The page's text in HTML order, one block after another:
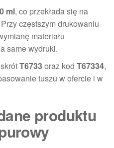
ml, co przekłada się na
częstszym drukowaniu
materiału
same wydruki.
T6733oraz kod T67334,
tuszu w ofercie i w
produktu